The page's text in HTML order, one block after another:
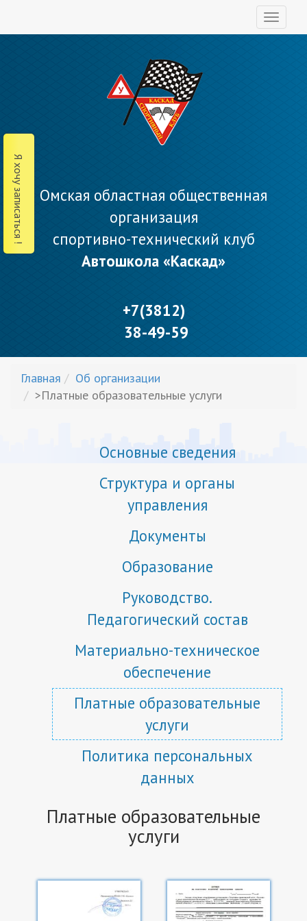
Я хочу записаться !
Toggle
Омская областная общественная
организация
спортивно-технический клуб
Автошкола «Каскад»
+7(3812)
38-49-59
Главная
Об организации
>Платные образовательные услуги
Основные сведения
Структура и органы
управления
Документы
Образование
Руководство.
Педагогический состав
Материально-техническое
обеспечение
Платные образовательные
услуги
Политика персональных
данных
Платные образовательные
услуги